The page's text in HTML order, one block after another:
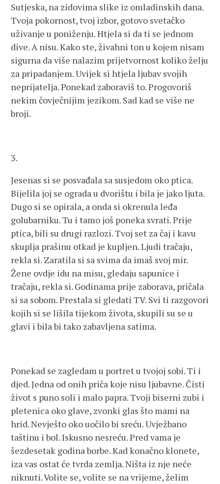
Sutjeska, na zidovima slike iz omladinskih dana.
Tvoja pokornost, tvoj izbor, gotovo svetačko
uživanje u poniženju. Htjela si da ti se jednom
dive. A nisu. Kako ste, živahni ton u kojem nisam
sigurna da više nalazim prijetvornost koliko želju
za pripadanjem. Uvijek si htjela ljubav svojih
neprijatelja. Ponekad zaboraviš to. Progovoriš
nekim čovječnijim jezikom. Sad kad se više ne
broji.
3.
Jesenas si se posvađala sa susjedom oko ptica.
Bijelila joj se ograda u dvorištu i bila je jako ljuta.
Dugo si se opirala, a onda si okrenula leđa
golubarniku. Tu i tamo još poneka svrati. Prije
ptica, bili su drugi razlozi. Tvoj set za čaj i kavu
skuplja prašinu otkad je kupljen. Ljudi tračaju,
rekla si. Zaratila si sa svima da imaš svoj mir.
Žene ovdje idu na misu, gledaju sapunice i
tračaju, rekla si. Godinama prije zaborava, pričala
si sa sobom. Prestala si gledati TV. Svi ti razgovori
kojih si se lišila tijekom života, skupili su se u
glavi i bila bi tako zabavljena satima.
Ponekad se zagledam u portret u tvojoj sobi. Ti i
djed. Jedna od onih priča koje nisu ljubavne. Čisti
život s puno soli i malo papra. Tvoji biserni zubi i
pletenica oko glave, zvonki glas što mami na
hrid. Nevješto oko uočilo bi sreću. Uvježbano
taštinu i bol. Iskusno nesreću. Pred vama je
šezdesetak godina borbe. Kad konačno klonete,
iza vas ostat će tvrda zemlja. Ništa iz nje neće
niknuti. Volite se, volite se na vrijeme, želim